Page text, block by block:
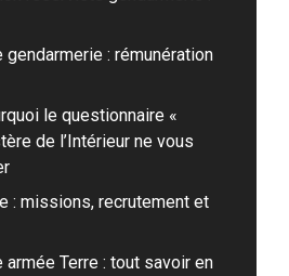
: rémunération
le questionnaire «
de l’Intérieur ne vous
: missions, recrutement et
Terre : tout savoir en